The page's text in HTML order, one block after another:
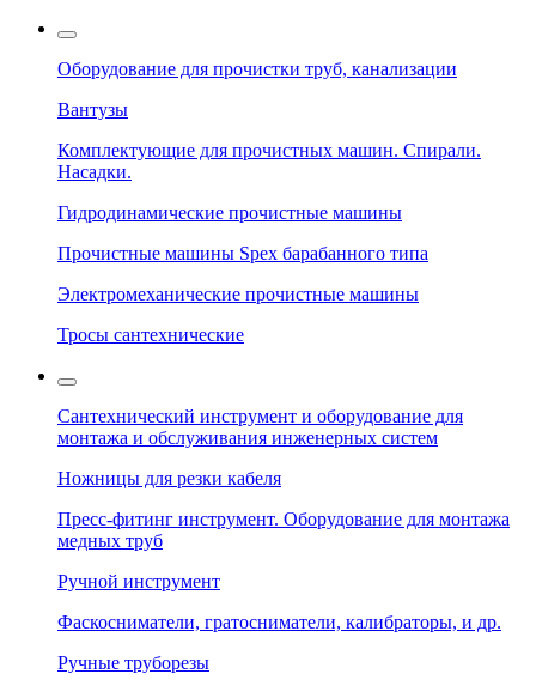
Оборудование для прочистки труб, канализации
Вантузы
Комплектующие для прочистных машин. Спирали.
Насадки.
Гидродинамические прочистные машины
Прочистные машины Spex барабанного типа
Электромеханические прочистные машины
Тросы сантехнические
Сантехнический инструмент и оборудование для
монтажа и обслуживания инженерных систем
Ножницы для резки кабеля
Пресс-фитинг инструмент. Оборудование для монтажа
медных труб
Ручной инструмент
Фаскосниматели, гратосниматели, калибраторы, и др.
Ручные труборезы